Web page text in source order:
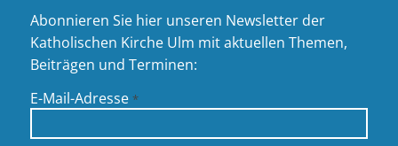
Abonnieren Sie hier unseren Newsletter der
Katholischen Kirche Ulm mit aktuellen Themen,
Beiträgen und Terminen:
E-Mail-Adresse *